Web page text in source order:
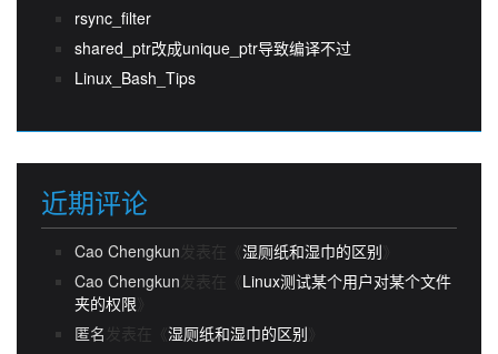
rsync_filter
shared_ptr改成unique_ptr导致编译不过
Linux_Bash_Tips
近期评论
Cao Chengkun发表在《 湿厕纸和湿巾的区别
Cao Chengkun发表在《 Linux测试某个用户对某个文件
夹的权限
匿名 发表在《 湿厕纸和湿巾的区别